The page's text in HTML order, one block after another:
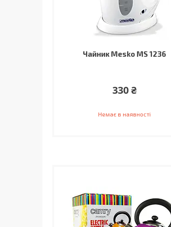
Чайник Mesko MS 1236
330 ₴
Немає в наявності